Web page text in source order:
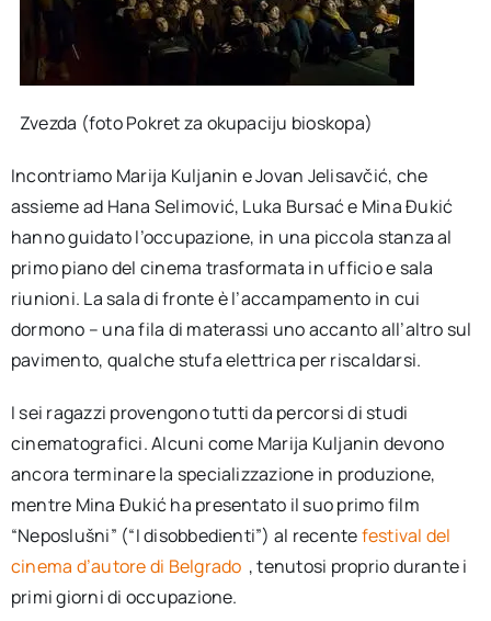
Zvezda (foto Pokret za okupaciju bioskopa)
Incontriamo Marija Kuljanin e Jovan Jelisavčić, che
assieme ad Hana Selimović, Luka Bursać e Mina Đukić
hanno guidato l’occupazione, in una piccola stanza al
primo piano del cinema trasformata in ufficio e sala
riunioni. La sala di fronte è l’accampamento in cui
dormono – una fila di materassi uno accanto all’altro sul
pavimento, qualche stufa elettrica per riscaldarsi.
I sei ragazzi provengono tutti da percorsi di studi
cinematografici. Alcuni come Marija Kuljanin devono
ancora terminare la specializzazione in produzione,
mentre Mina Đukić ha presentato il suo primo film
“Neposlušni” (“I disobbedienti”) al recentefestival del
cinema d’autore di Belgrado , tenutosi proprio durante i
primi giorni di occupazione.